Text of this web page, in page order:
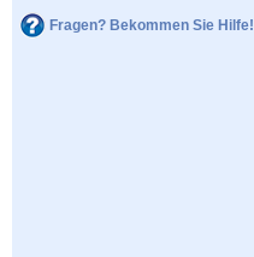
Fragen? Bekommen Sie Hilfe!